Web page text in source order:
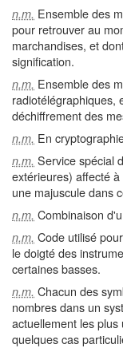
n.m. Ensemble des
pour retrouver au
marchandises, et
signification.
n.m. Ensemble des
radiotélégraphiques,
déchiffrement des
n.m. En
n.m. Service spécial
extérieures) affecté
une majuscule dans
n.m. Combinaison
n.m. Code utilisé
le doigté des
certaines basses.
n.m. Chacun des
nombres dans un
actuellement les
quelques cas